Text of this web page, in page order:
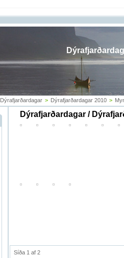
Dýrafjarðardagar > Dýrafjarðardagar 2010 >
Dýrafjarðardagar /
Síða 1 af 2